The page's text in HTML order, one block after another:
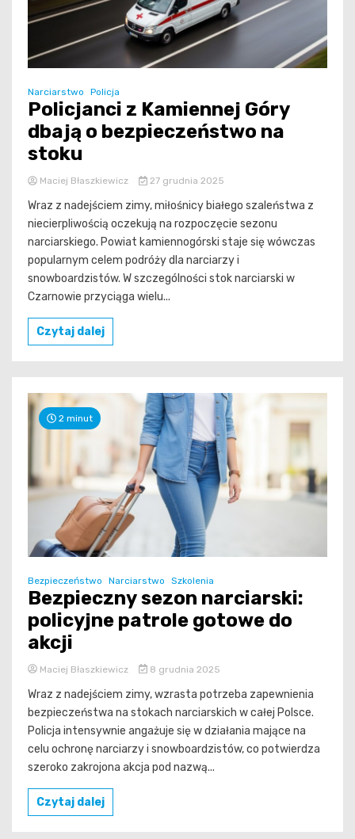
Narciarstwo Policja
Policjanci z Kamiennej Góry
dbają o bezpieczeństwo na
stoku
Maciej Błaszkiewicz 27 grudnia 2025
Wraz z nadejściem zimy, miłośnicy białego szaleństwa z
niecierpliwością oczekują na rozpoczęcie sezonu
narciarskiego. Powiat kamiennogórski staje się wówczas
popularnym celem podróży dla narciarzy i
snowboardzistów. W szczególności stok narciarski w
Czarnowie przyciąga wielu...
Czytaj dalej
2 minut
Bezpieczeństwo Narciarstwo Szkolenia
Bezpieczny sezon narciarski:
policyjne patrole gotowe do
akcji
Maciej Błaszkiewicz 8 grudnia 2025
Wraz z nadejściem zimy, wzrasta potrzeba zapewnienia
bezpieczeństwa na stokach narciarskich w całej Polsce.
Policja intensywnie angażuje się w działania mające na
celu ochronę narciarzy i snowboardzistów, co potwierdza
szeroko zakrojona akcja pod nazwą...
Czytaj dalej